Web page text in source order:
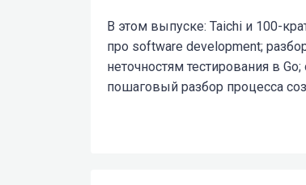
В этом выпуске: Taichi и 100-
про software development;
неточностям тестирования в
пошаговый разбор процесса